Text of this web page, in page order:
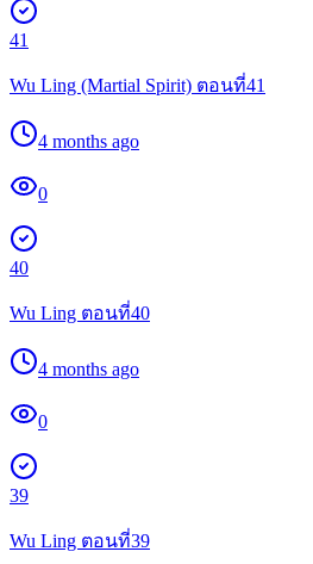
41
Wu Ling (Martial Spirit) ตอนที่41
4 months ago
0
40
Wu Ling ตอนที่40
4 months ago
0
39
Wu Ling ตอนที่39